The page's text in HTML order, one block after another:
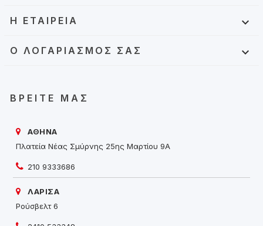
Η ΕΤΑΙΡΕΊΑ 
Ο ΛΟΓΑΡΙΑΣΜΌΣ ΣΑΣ 
ΒΡΕΊΤΕ ΜΑΣ
ΑΘΗΝΑ
Πλατεία Νέας Σμύρνης 25ης Μαρτίου 9Α
210 9333686
ΛΑΡΙΣΑ
Ρούσβελτ 6